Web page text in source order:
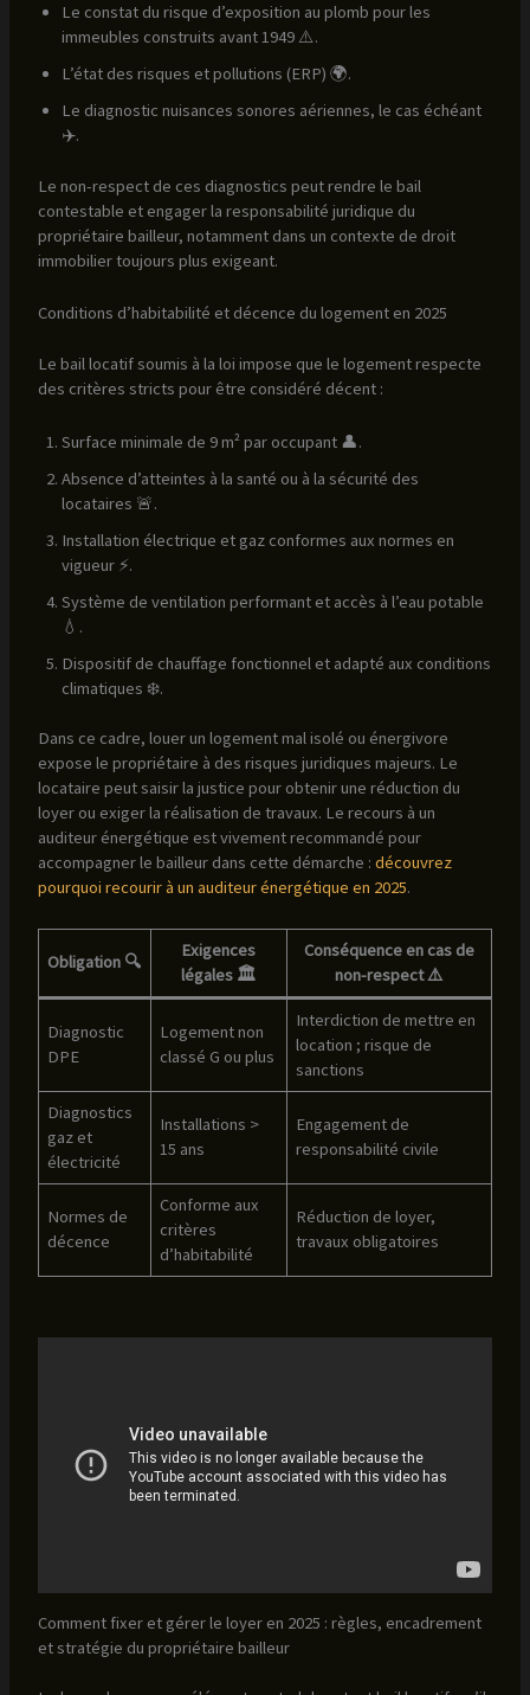
Le constat du risque d’exposition au plomb pour les
immeubles construits avant 1949 ⚠️.
L’état des risques et pollutions (ERP) 🌍.
Le diagnostic nuisances sonores aériennes, le cas échéant
✈️.
Le non-respect de ces diagnostics peut rendre le bail
contestable et engager la responsabilité juridique du
propriétaire bailleur, notamment dans un contexte de droit
immobilier toujours plus exigeant.
Conditions d’habitabilité et décence du logement en 2025
Le bail locatif soumis à la loi impose que le logement respecte
des critères stricts pour être considéré décent :
Surface minimale de 9 m² par occupant 👤.
Absence d’atteintes à la santé ou à la sécurité des
locataires 🚨.
Installation électrique et gaz conformes aux normes en
vigueur ⚡.
Système de ventilation performant et accès à l’eau potable
💧.
Dispositif de chauffage fonctionnel et adapté aux conditions
climatiques ❄️.
Dans ce cadre, louer un logement mal isolé ou énergivore
expose le propriétaire à des risques juridiques majeurs. Le
locataire peut saisir la justice pour obtenir une réduction du
loyer ou exiger la réalisation de travaux. Le recours à un
auditeur énergétique est vivement recommandé pour
accompagner le bailleur dans cette démarche : découvrez
pourquoi recourir à un auditeur énergétique en 2025.
Obligation 🔍
Exigences
légales 🏛️
Conséquence en cas de
non-respect ⚠️
Diagnostic
DPE
Logement non
classé G ou plus
Interdiction de mettre en
location ; risque de
sanctions
Diagnostics
gaz et
électricité
Installations >
15 ans
Engagement de
responsabilité civile
Normes de
décence
Conforme aux
critères
d’habitabilité
Réduction de loyer,
travaux obligatoires
Comment fixer et gérer le loyer en 2025 : règles, encadrement
et stratégie du propriétaire bailleur